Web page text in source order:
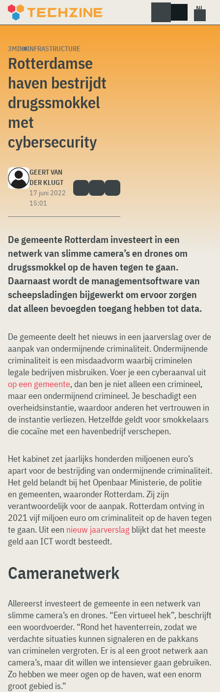
Skip
3MIN INFRASTRUCTURE
Rotterdamse
haven bestrijdt
drugssmokkel
met
cybersecurity
GEERT VAN
DER KLUGT
17 juni 2022
15:01
De gemeente Rotterdam investeert in een
netwerk van slimme camera’s en drones om
drugssmokkel op de haven tegen te gaan.
Daarnaast wordt de managementsoftware van
scheepsladingen bijgewerkt om ervoor zorgen
dat alleen bevoegden toegang hebben tot data.
De gemeente deelt het nieuws in een jaarverslag over de
aanpak van ondermijnende criminaliteit. Ondermijnende
criminaliteit is een misdaadvorm waarbij criminelen
legale bedrijven misbruiken. Voer je een cyberaanval uit
op een gemeente, dan ben je niet alleen een crimineel,
maar een ondermijnend crimineel. Je beschadigt een
overheidsinstantie, waardoor anderen het vertrouwen in
de instantie verliezen. Hetzelfde geldt voor smokkelaars
die cocaïne met een havenbedrijf verschepen.
Het kabinet zet jaarlijks honderden miljoenen euro’s
apart voor de bestrijding van ondermijnende criminaliteit.
Het geld belandt bij het Openbaar Ministerie, de politie
en gemeenten, waaronder Rotterdam. Zij zijn
verantwoordelijk voor de aanpak. Rotterdam ontving in
2021 vijf miljoen euro om criminaliteit op de haven tegen
te gaan. Uit een nieuw jaarverslag blijkt dat het meeste
geld aan ICT wordt besteedt.
Cameranetwerk
Allereerst investeert de gemeente in een netwerk van
slimme camera’s en drones. “Een virtueel hek”, beschrijft
een woordvoerder. “Rond het haventerrein, zodat we
verdachte situaties kunnen signaleren en de pakkans
van criminelen vergroten. Er is al een groot netwerk aan
camera’s, maar dit willen we intensiever gaan gebruiken.
Zo hebben we meer ogen op de haven, wat een enorm
groot gebied is.”